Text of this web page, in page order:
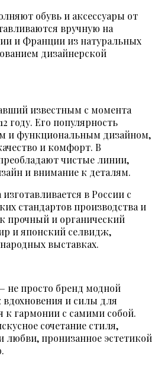
обувь и аксессуары от
вручную на
и Франции из натуральных
дизайнерской
известным с момента
году. Его популярность
и функциональным дизайном,
и комфорт. В
чистые линии,
и внимание к деталям.
в России с
стандартов производства и
прочный и органический
и японский селвидж,
выставках.
не просто бренд модной
и силы для
гармонии с самими собой.
сочетание стиля,
любви, пронизанное эстетикой